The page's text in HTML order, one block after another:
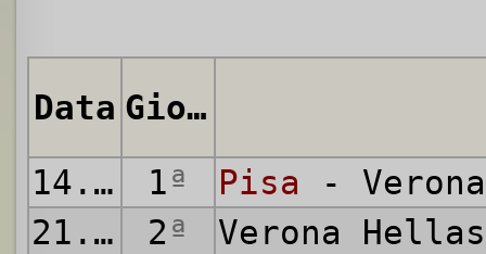
Data
Giornata
14.09.1980
1ª Pisa -
21.09.1980
2ª
Verona